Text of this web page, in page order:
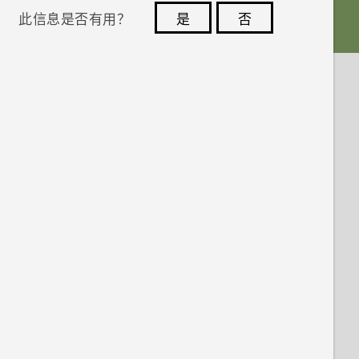
此信息是否有用？ 是
否